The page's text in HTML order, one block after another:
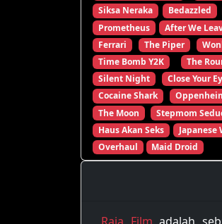
Siksa Neraka
Bedazzled
Prometheus
After We
Ferrari
The Piper
Time Bomb Y2K
The
Silent Night
Close Your
Cocaine Shark
The Moon
Stepmom
Haus Akan Seks
Japanese
Overhaul
Maid Droid